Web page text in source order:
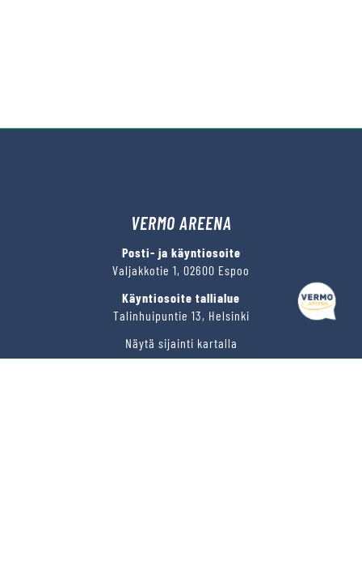
VERMO AREENA
Posti- ja käyntiosoite
Valjakkotie 1, 02600 Espoo
Käyntiosoite tallialue
Talinhuipuntie 13, Helsinki
Näytä sijainti kartalla